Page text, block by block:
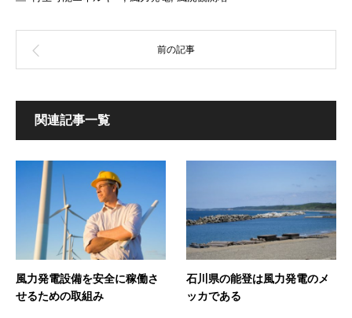
関連記事一覧
風力発電設備を安全に稼働さ
せるための取組み
石川県の能登は風力発電のメ
ッカである